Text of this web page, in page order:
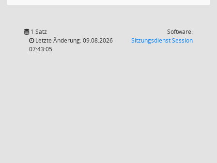
1 Satz
Letzte Änderung: 09.08.2026
07:43:05
Software:
SitzungsdienstSession(Wird in